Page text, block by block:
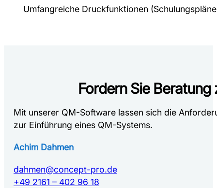
Umfangreiche Druckfunktionen
Fordern Sie
Mit unserer QM-Software lassen sich die
zur Einführung eines QM-Systems.
Achim Dahmen
dahmen@concept-pro.de
+49 2161 – 402 96 18